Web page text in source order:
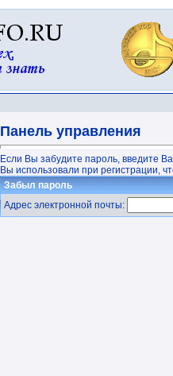
Панель управления
Если Вы забудите пароль, введите
Вы использовали при регистрации,
Забыл пароль
Адрес электронной почты: